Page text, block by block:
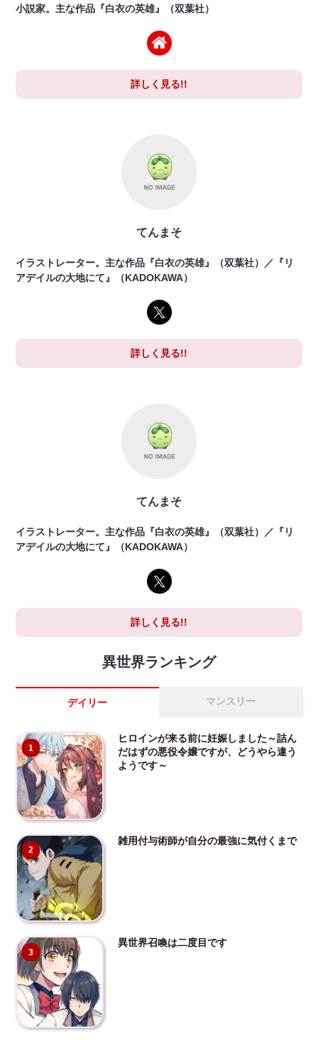
小説家。主な作品『白衣の英雄』（双葉社）
詳しく見る!!
てんまそ
イラストレーター。主な作品『白衣の英雄』（双葉社）／『リ
アデイルの大地にて』（KADOKAWA）
詳しく見る!!
てんまそ
イラストレーター。主な作品『白衣の英雄』（双葉社）／『リ
アデイルの大地にて』（KADOKAWA）
詳しく見る!!
異世界ランキング
デイリー マンスリー
1
ヒロインが来る前に妊娠しました～詰ん
だはずの悪役令嬢ですが、どうやら違う
ようです～
2
雑用付与術師が自分の最強に気付くまで
3
異世界召喚は二度目です